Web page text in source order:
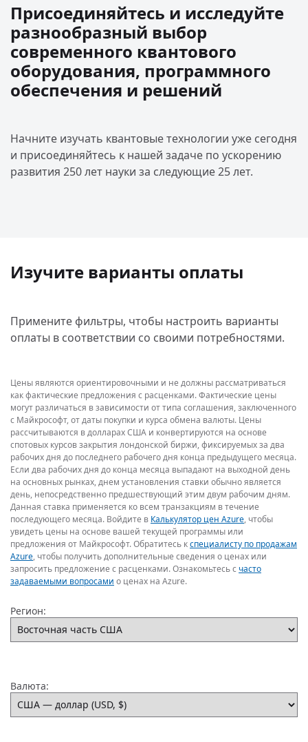
Присоединяйтесь и исследуйте
разнообразный выбор
современного квантового
оборудования, программного
обеспечения и решений
Начните изучать квантовые технологии уже сегодня
и присоединяйтесь к нашей задаче по ускорению
развития 250 лет науки за следующие 25 лет.
Изучите варианты оплаты
Примените фильтры, чтобы настроить варианты
оплаты в соответствии со своими потребностями.
Цены являются ориентировочными и не должны рассматриваться
как фактические предложения с расценками. Фактические цены
могут различаться в зависимости от типа соглашения, заключенного
с Майкрософт, от даты покупки и курса обмена валюты. Цены
рассчитываются в долларах США и конвертируются на основе
спотовых курсов закрытия лондонской биржи, фиксируемых за два
рабочих дня до последнего рабочего дня конца предыдущего месяца.
Если два рабочих дня до конца месяца выпадают на выходной день
на основных рынках, днем установления ставки обычно является
день, непосредственно предшествующий этим двум рабочим дням.
Данная ставка применяется ко всем транзакциям в течение
последующего месяца. Войдите в Калькулятор цен Azure, чтобы
увидеть цены на основе вашей текущей программы или
предложения от Майкрософт. Обратитесь кспециалисту по продажам
Azure, чтобы получить дополнительные сведения о ценах или
запросить предложение с расценками. Ознакомьтесь счасто
задаваемыми вопросами о ценах на Azure.
Регион:
Валюта: